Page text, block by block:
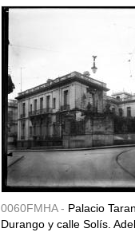
0060FMHA - Palacio
Durango y calle Solís.